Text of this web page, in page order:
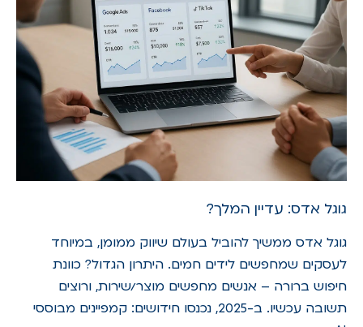
גוגל אדס: עדיין המלך?
גוגל אדס ממשיך להוביל בעולם שיווק ממומן, במיוחד
לעסקים שמחפשים לידים חמים. היתרון הגדול? כוונת
חיפוש ברורה – אנשים מחפשים מוצר/שירות, ורוצים
תשובה עכשיו. ב-2025, נכנסו חידושים: קמפיינים מבוססי